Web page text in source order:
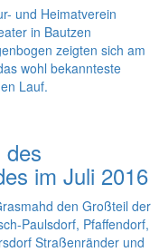
und Heimatverein
in Bautzen
zeigten sich am
wohl bekannteste
Lauf.
des
im Juli 2016
den Großteil der
Paulsdorf, Pfaffendorf,
Straßenränder und